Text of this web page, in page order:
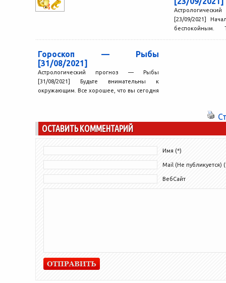
[23/09/2021]
беспокойным.
Гороскоп — Рыбы
[31/08/2021]
Астрологический прогноз — Рыбы
[31/08/2021] Будьте внимательны к
окружающим. Все хорошее, что вы сегодня
ОСТАВИТЬ КОММЕНТАРИЙ
Имя (*)
Mail (Не публикуется)
ВебСайт